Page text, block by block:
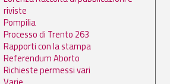
riviste
Pompilia
Processo di Trento 263
Rapporti con la stampa
Referendum Aborto
Richieste permessi vari